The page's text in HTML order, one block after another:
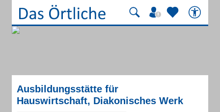
Ausbildungsstätte für
Hauswirtschaft, Diakonisches Werk